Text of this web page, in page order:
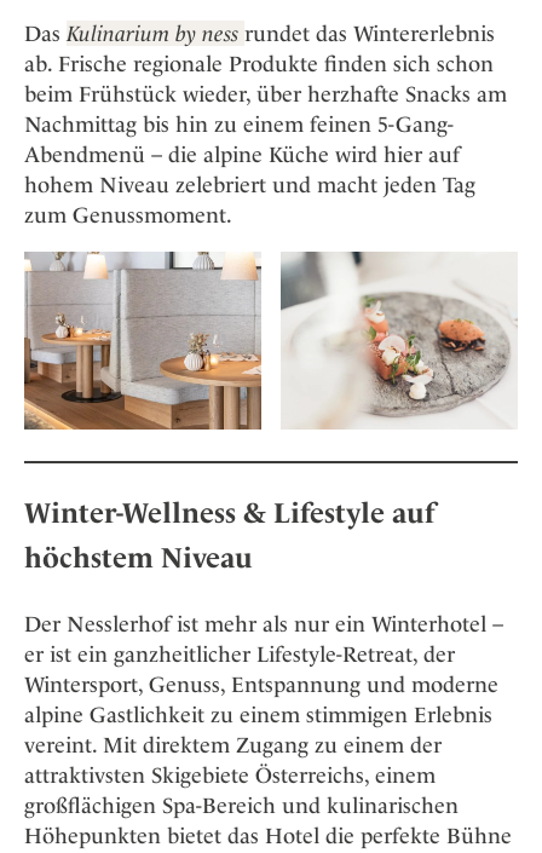
Das Kulinarium by ness rundet das Wintererlebnis
ab. Frische regionale Produkte finden sich schon
beim Frühstück wieder, über herzhafte Snacks am
Nachmittag bis hin zu einem feinen 5-Gang-
Abendmenü – die alpine Küche wird hier auf
hohem Niveau zelebriert und macht jeden Tag
zum Genussmoment.
Winter-Wellness & Lifestyle auf
höchstem Niveau
Der Nesslerhof ist mehr als nur ein Winterhotel –
er ist ein ganzheitlicher Lifestyle-Retreat, der
Wintersport, Genuss, Entspannung und moderne
alpine Gastlichkeit zu einem stimmigen Erlebnis
vereint. Mit direktem Zugang zu einem der
attraktivsten Skigebiete Österreichs, einem
großflächigen Spa-Bereich und kulinarischen
Höhepunkten bietet das Hotel die perfekte Bühne